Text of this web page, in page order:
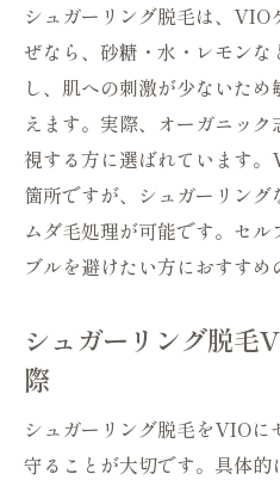
シュガーリング脱毛は、VIO
ぜなら、砂糖・水・レモン
し、肌への刺激が少ないた
えます。実際、オーガニッ
視する方に選ばれています
箇所ですが、シュガーリン
ムダ毛処理が可能です。セ
ブルを避けたい方におすすめ
シュガーリング脱毛
際
シュガーリング脱毛をVIOに
守ることが大切です。具体